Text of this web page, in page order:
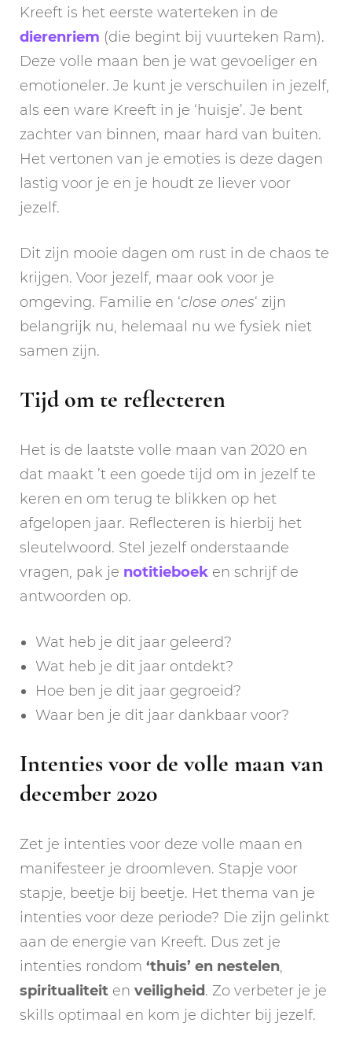
Kreeft is het eerste waterteken in de
dierenriem (die begint bij vuurteken Ram).
Deze volle maan ben je wat gevoeliger en
emotioneler. Je kunt je verschuilen in jezelf,
als een ware Kreeft in je ‘huisje’. Je bent
zachter van binnen, maar hard van buiten.
Het vertonen van je emoties is deze dagen
lastig voor je en je houdt ze liever voor
jezelf.
Dit zijn mooie dagen om rust in de chaos te
krijgen. Voor jezelf, maar ook voor je
omgeving. Familie en ‘close ones‘ zijn
belangrijk nu, helemaal nu we fysiek niet
samen zijn.
Tijd om te reflecteren
Het is de laatste volle maan van 2020 en
dat maakt ’t een goede tijd om in jezelf te
keren en om terug te blikken op het
afgelopen jaar. Reflecteren is hierbij het
sleutelwoord. Stel jezelf onderstaande
vragen, pak je notitieboek en schrijf de
antwoorden op.
Wat heb je dit jaar geleerd?
Wat heb je dit jaar ontdekt?
Hoe ben je dit jaar gegroeid?
Waar ben je dit jaar dankbaar voor?
Intenties voor de volle maan van
december 2020
Zet je intenties voor deze volle maan en
manifesteer je droomleven. Stapje voor
stapje, beetje bij beetje. Het thema van je
intenties voor deze periode? Die zijn gelinkt
aan de energie van Kreeft. Dus zet je
intenties rondom ‘thuis’ en nestelen,
spiritualiteit en veiligheid. Zo verbeter je je
skills optimaal en kom je dichter bij jezelf.